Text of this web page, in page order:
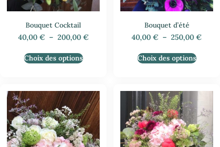
Bouquet Cocktail
40,00 € – 200,00 €
Choix des options
Bouquet d’été
40,00 € – 250,00 €
Choix des options